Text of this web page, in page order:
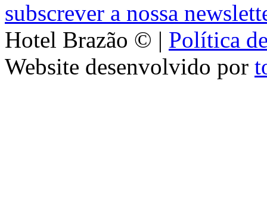
subscrever a nossa
Hotel Brazão © | Política
Website desenvolvido por